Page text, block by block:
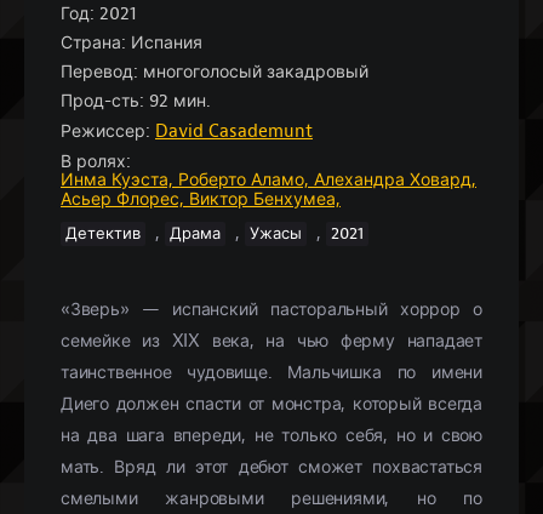
Год: 2021
Страна: Испания
Перевод: многоголосый закадровый
Прод-сть: 92 мин.
Режиссер: David Casademunt
В ролях:
Инма Куэста, Роберто Аламо, Алехандра Ховард,
Асьер Флорес, Виктор Бенхумеа,
Детектив , Драма , Ужасы , 2021
«Зверь» — испанский пасторальный хоррор о
семейке из XIX века, на чью ферму нападает
таинственное чудовище. Мальчишка по имени
Диего должен спасти от монстра, который всегда
на два шага впереди, не только себя, но и свою
мать. Вряд ли этот дебют сможет похвастаться
смелыми жанровыми решениями, но по